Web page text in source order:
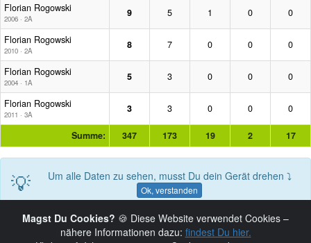
Florian Rogowski
2006 · 2A 9 5 1 0 0
Florian Rogowski
2010 · 2A 8 7 0 0 0
Florian Rogowski
2004 · 1A 5 3 0 0 0
Florian Rogowski
2011 · 3A 3 3 0 0 0
Summe: 347 173 19 2 17
💡 Um alle Daten zu sehen, musst Du dein Gerät drehen ⤵
Ok, verstanden
Magst Du Cookies? 🍪 Diese Website verwendet Cookies –
nähere Informationen dazu: findest Du hier.